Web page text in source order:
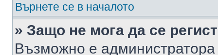
Върнете се в началото
» Защо не мога да се
Възможно е